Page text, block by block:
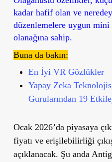
kadar hafif olan ve
düzenlemelere uygun
olanağına sahip.
Buna da bakın:
En İyi VR Gözlükler
Yapay Zeka
Gurularından 19
Ocak 2026’dapiyasaya
fiyatı ve erişilebilirliği
açıklanacak. Şu anda